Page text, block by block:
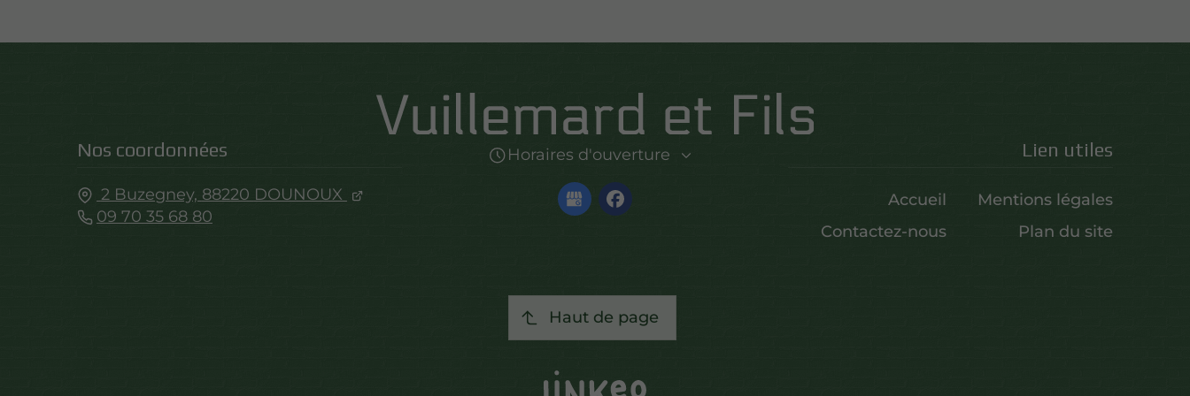
Nos coordonnées
2 Buzegney, 88220 DOUNOUX
09 70 35 68 80
Horaires d'ouverture Lien utiles
Accueil
Contactez-nous
Mentions légales
Plan du site
Haut de page